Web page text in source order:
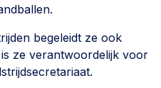
begeleidt ze ook
ze verantwoordelijk voor